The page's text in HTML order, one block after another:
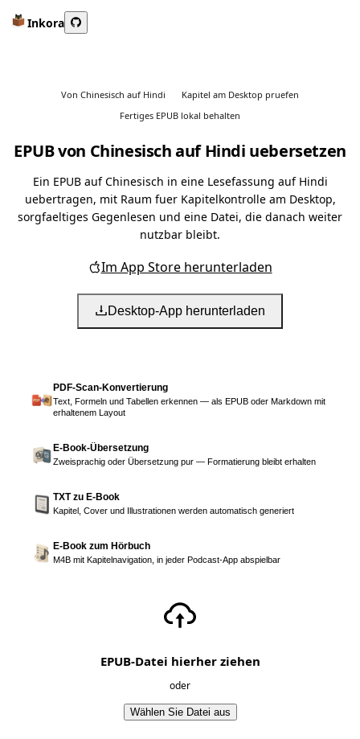
Inkora
Von Chinesisch auf Hindi
Kapitel am Desktop pruefen
Fertiges EPUB lokal behalten
EPUB von Chinesisch auf Hindi uebersetzen
Ein EPUB auf Chinesisch in eine Lesefassung auf Hindi
uebertragen, mit Raum fuer Kapitelkontrolle am Desktop,
sorgfaeltiges Gegenlesen und eine Datei, die danach weiter
nutzbar bleibt.
Im App Store herunterladen
Desktop-App herunterladen
PDF-Scan-Konvertierung
Text, Formeln und Tabellen erkennen — als EPUB oder Markdown mit
erhaltenem Layout
E-Book-Übersetzung
Zweisprachig oder Übersetzung pur — Formatierung bleibt erhalten
TXT zu E-Book
Kapitel, Cover und Illustrationen werden automatisch generiert
E-Book zum Hörbuch
M4B mit Kapitelnavigation, in jeder Podcast-App abspielbar
EPUB-Datei hierher ziehen
oder
Wählen Sie Datei aus